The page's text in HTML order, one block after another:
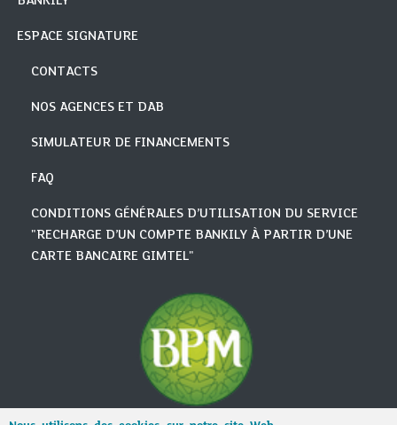
ESPACE SIGNATURE
CONTACTS
NOS AGENCES ET DAB
SIMULATEUR DE FINANCEMENTS
FAQ
CONDITIONS GÉNÉRALES D’UTILISATION DU SERVICE
"RECHARGE D’UN COMPTE BANKILY À PARTIR D’UNE
CARTE BANCAIRE GIMTEL"